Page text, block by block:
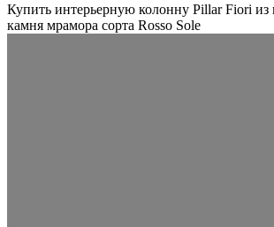
Купить интерьерную колонну Pillar Fiori из
камня мрамора сорта Rosso Sole